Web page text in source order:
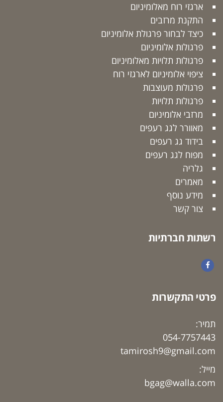
ארגזי רוח מאלומיניום
התקנת מרזבים
כיצד לבחור פרגולת אלומיניום
פרגולות אלומיניום
פרגולות תלויות מאלומיניום
ציפוי אלומיניום לארגזי רוח
פרגולות מעוצבות
פרגולות תלויות
מרזבי אלומיניום
מאוורר לגג רעפים
בידוד גג רעפים
מפוח לגג רעפים
גלריה
מאמרים
מידע נוסף
צור קשר
רשתות חברתיות
פרטי התקשרות
תמיר:
054-7757443
tamirosh9@gmail.com
מייל:
bgag@walla.com